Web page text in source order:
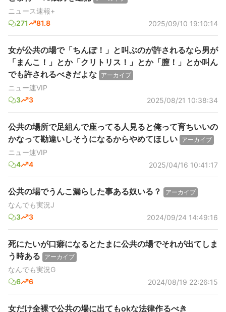
ニュース速報+
271
81.8 2025/09/10 19:10:14
女が公共の場で「ちんぽ！」と叫ぶのが許されるなら男が
「まんこ！」とか「クリトリス！」とか「膣！」とか叫ん
でも許されるべきだよな アーカイブ
ニュー速VIP
3
3 2025/08/21 10:38:34
公共の場所で足組んで座ってる人見ると俺って育ちいいの
かなって勘違いしそうになるからやめてほしい アーカイブ
ニュー速VIP
4
4 2025/04/16 10:41:17
公共の場でうんこ漏らした事ある奴いる？ アーカイブ
なんでも実況J
3
3 2024/09/24 14:49:16
死にたいが口癖になるとたまに公共の場でそれが出てしま
う時ある
アーカイブ
なんでも実況G
6
6 2024/08/19 22:26:15
女だけ全裸で公共の場に出てもokな法律作るべき